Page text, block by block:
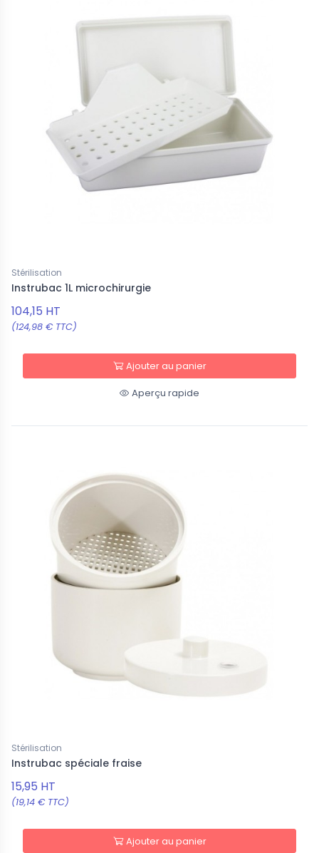
Stérilisation
Instrubac 1L microchirurgie
104,15 HT
(124,98 € TTC)
Ajouter au panier
Aperçu rapide
Stérilisation
Instrubac spéciale fraise
15,95 HT
(19,14 € TTC)
Ajouter au panier